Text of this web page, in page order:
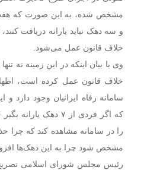
مشخص شده، به این صورت که هفت
و سه دهک نباید یارانه دریافت
خلاف قانون عمل می‌شود.
وی با بیان اینکه در این زمینه نه
خلاف قانون عمل کرده است،
سامانه رفاه ایرانیان وجود دارد و
که اگر فردی از ۷ دهک
را در سامانه مشاهده کند که
مشخص شود چرا به این دهک‌ها
رئیس مجلس شورای اسلامی